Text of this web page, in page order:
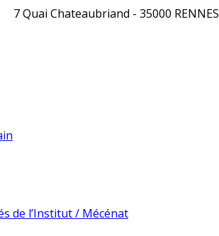
7 Quai Chateaubriand - 35000 RENNES
de l’Institut / Mécénat